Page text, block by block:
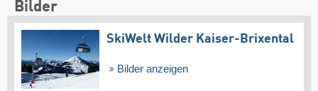
Bilder
SkiWelt Wilder Kaiser-Brixental
Bilder anzeigen